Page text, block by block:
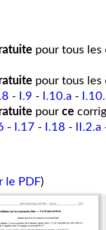
pour tous les
pour tous les
I.8 - I.9 - I.10.a -
pour ce
- I.17 - I.18 - II.2.a
le PDF)